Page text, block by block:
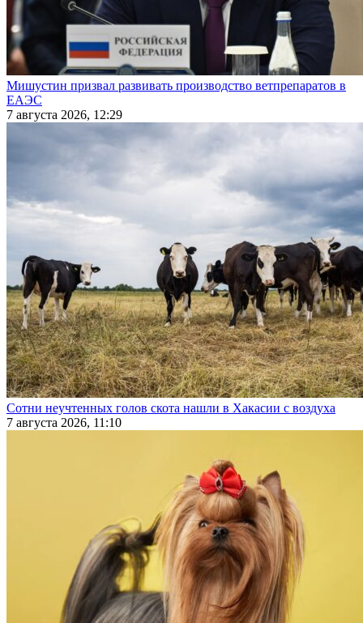
Мишустин призвал развивать производство ветпрепаратов в
ЕАЭС
7 августа 2026, 12:29
Сотни неучтенных голов скота нашли в Хакасии с воздуха
7 августа 2026, 11:10